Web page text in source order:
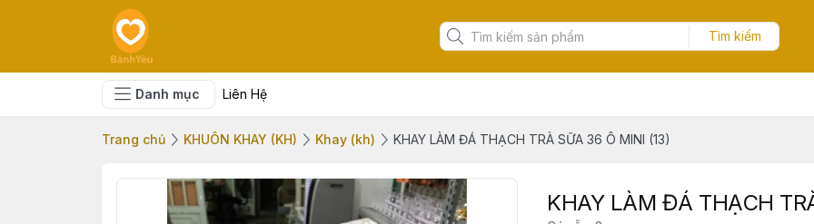
Tìm kiếm
Danh mục Liên Hệ
Trang chủ KHUÔN KHAY (KH) Khay (kh) KHAY LÀM ĐÁ THẠCH TRÀ SỮA 36 Ô MINI (13)
KHAY LÀM ĐÁ THẠCH